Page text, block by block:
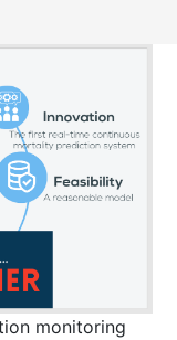
monitoring